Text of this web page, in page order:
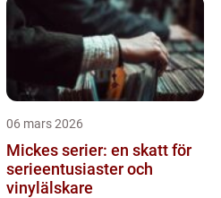
06 mars 2026
Mickes serier: en skatt för
serieentusiaster och
vinylälskare